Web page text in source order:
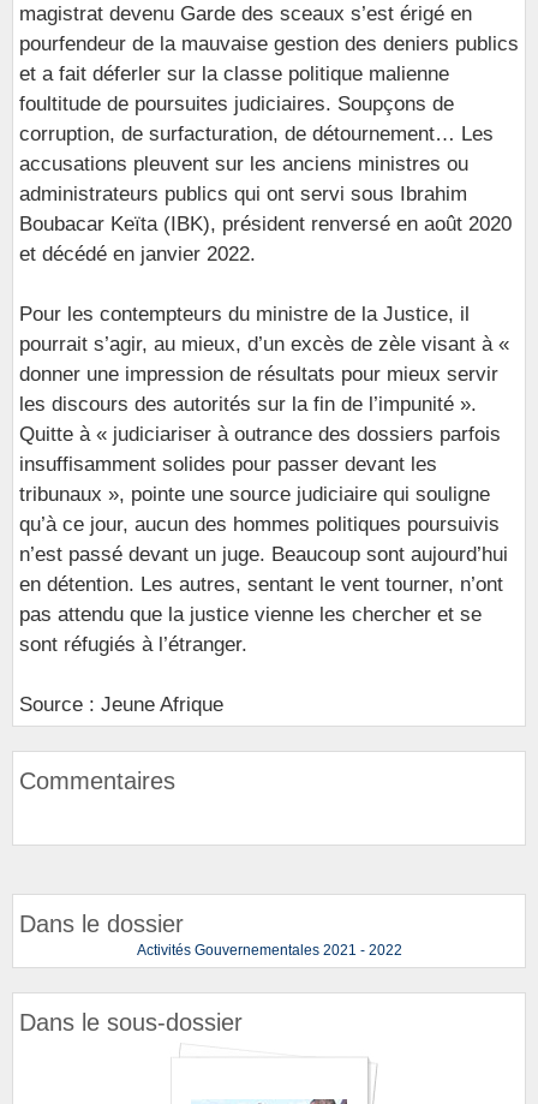
magistrat devenu Garde des sceaux s’est érigé en
pourfendeur de la mauvaise gestion des deniers publics
et a fait déferler sur la classe politique malienne
foultitude de poursuites judiciaires. Soupçons de
corruption, de surfacturation, de détournement… Les
accusations pleuvent sur les anciens ministres ou
administrateurs publics qui ont servi sous Ibrahim
Boubacar Keïta (IBK), président renversé en août 2020
et décédé en janvier 2022.
Pour les contempteurs du ministre de la Justice, il
pourrait s’agir, au mieux, d’un excès de zèle visant à «
donner une impression de résultats pour mieux servir
les discours des autorités sur la fin de l’impunité ».
Quitte à « judiciariser à outrance des dossiers parfois
insuffisamment solides pour passer devant les
tribunaux », pointe une source judiciaire qui souligne
qu’à ce jour, aucun des hommes politiques poursuivis
n’est passé devant un juge. Beaucoup sont aujourd’hui
en détention. Les autres, sentant le vent tourner, n’ont
pas attendu que la justice vienne les chercher et se
sont réfugiés à l’étranger.
Source : Jeune Afrique
Commentaires
Dans le dossier
Activités Gouvernementales 2021 - 2022
Dans le sous-dossier